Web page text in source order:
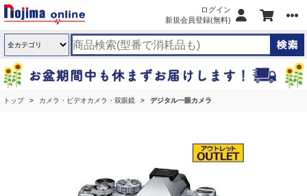
ログイン
新規会員登録(無料)
トップ カメラ・ビデオカメラ・双眼鏡 デジタル一眼カメラ